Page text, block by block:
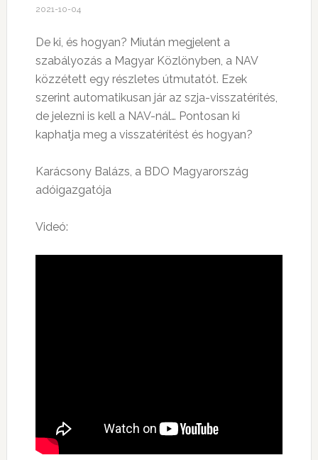
2021-10-04
De ki, és hogyan? Miután megjelent a
szabályozás a Magyar Közlönyben, a NAV
közzétett egy részletes útmutatót. Ezek
szerint automatikusan jár az szja-visszatérítés,
de jelezni is kell a NAV-nál… Pontosan ki
kaphatja meg a visszatérítést és hogyan?
Karácsony Balázs, a BDO Magyarország
adóigazgatója
Videó: